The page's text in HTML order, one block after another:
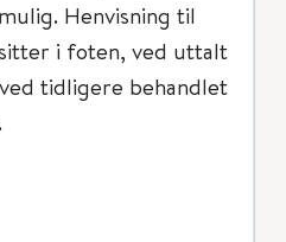
Henvisning til
i foten, ved uttalt
tidligere behandlet